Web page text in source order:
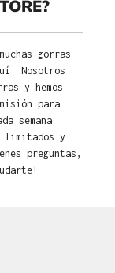
gorras
Nosotros
y hemos
para
semana
limitados y
preguntas,